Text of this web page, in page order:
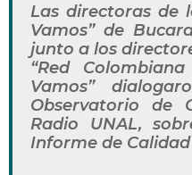
Las directoras de
Vamos” de
junto a los
“Red
Vamos”
Observatorio de
Radio UNAL,
Informe de Calidad